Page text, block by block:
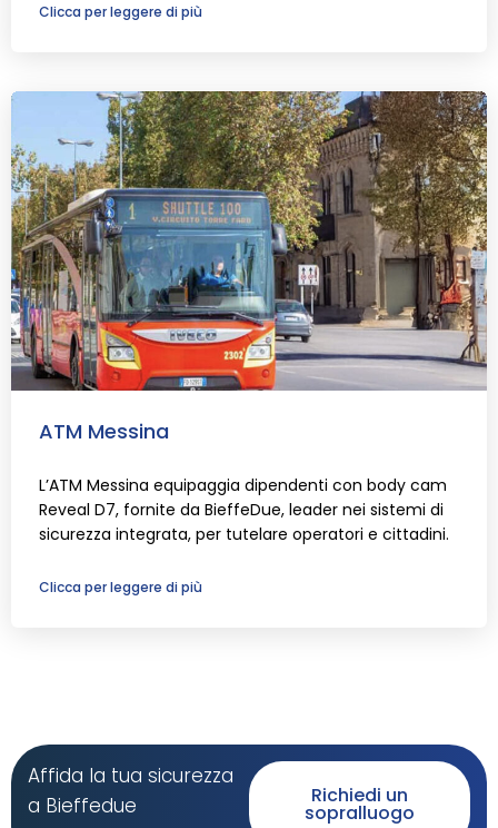
Clicca per leggere di più
ATM Messina
L’ATM Messina equipaggia dipendenti con body cam
Reveal D7, fornite da BieffeDue, leader nei sistemi di
sicurezza integrata, per tutelare operatori e cittadini.
Clicca per leggere di più
Affida la tua sicurezza
a Bieffedue
Richiedi un
sopralluogo